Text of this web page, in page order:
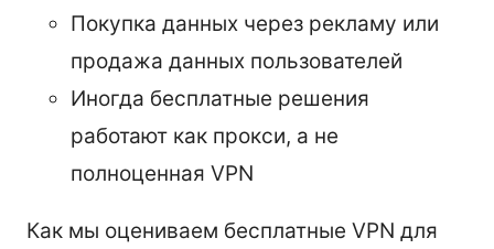
Покупка данных через рекламу или
продажа данных пользователей
Иногда бесплатные решения
работают как прокси, а не
полноценная VPN
Как мы оцениваем бесплатные VPN для